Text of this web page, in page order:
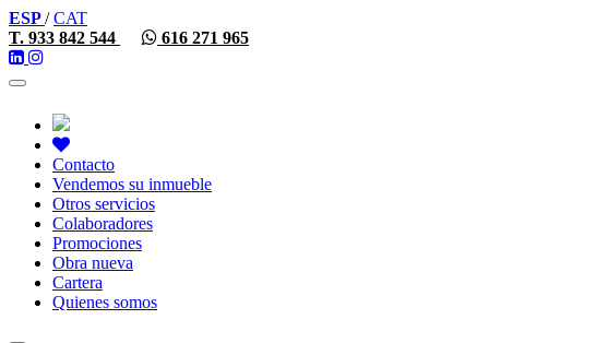
ESP/CAT
T. 933 842 544
616 271 965
Toggle
Contacto
Vendemos su inmueble
Otros servicios
Colaboradores
Promociones
Obra nueva
Cartera
Quienes somos